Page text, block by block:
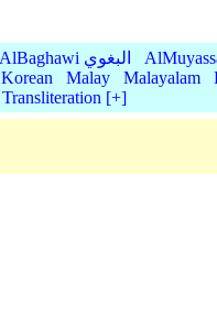
AlBaghawi البغوي
Korean Malay Malayalam
Transliteration [+]